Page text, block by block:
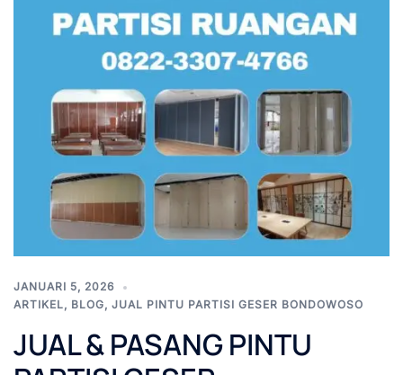
JANUARI 5, 2026
ARTIKEL, BLOG, JUAL PINTU PARTISI GESER BONDOWOSO
JUAL & PASANG PINTU